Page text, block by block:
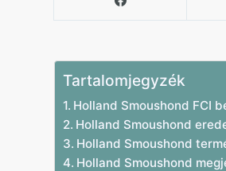
Tartalomjegyzék
Holland Smoushond FCI
Holland Smoushond
Holland Smoushond
Holland Smoushond